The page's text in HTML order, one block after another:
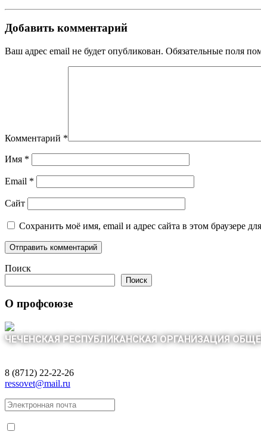
Добавить комментарий
Ваш адрес email не будет опубликован. Обязательные поля
Комментарий *
Имя *
Email *
Сайт
Сохранить моё имя, email и адрес сайта в этом браузере
Поиск
Поиск
О профсоюзе
ЧЕЧЕНСКАЯ РЕСПУБЛИКАНСКАЯ ОРГАНИЗАЦИЯ
8 (8712) 22-22-26
ressovet@mail.ru